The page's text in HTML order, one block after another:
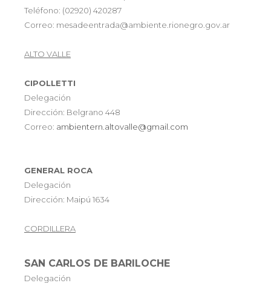
Teléfono: (02920) 420287
Correo: mesadeentrada@ambiente.rionegro.gov.ar
ALTO VALLE
CIPOLLETTI
Delegación
Dirección: Belgrano 448
Correo: ambientern.altovalle@gmail.com
GENERAL ROCA
Delegación
Dirección: Maipú 1634
CORDILLERA
SAN CARLOS DE BARILOCHE
Delegación